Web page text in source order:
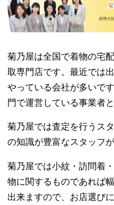
菊乃屋は全国で着物の宅
取専門店です。最近では
やっている会社が多いで
門で運営している事業者
菊乃屋では査定を行うス
の知識が豊富なスタッフ
菊乃屋では小紋・訪問着
物に関するものであれば
出来ますので、お店選び